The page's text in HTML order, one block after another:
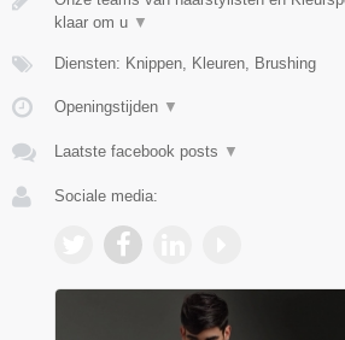
klaar om u ▼
Diensten: Knippen, Kleuren, Brushing
Openingstijden ▼
Laatste facebook posts ▼
Sociale media: